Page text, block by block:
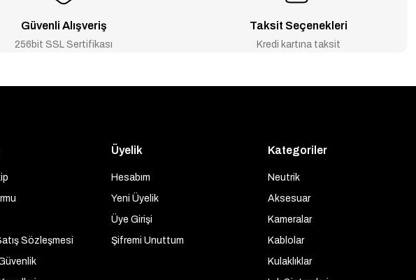
Güvenli Alışveriş
256bit SSL Sertifikası
Taksit Seçenekleri
Kredi kartına taksit
Sözleşmesi
Üyelik
Hesabım
Yeni Üyelik
Üye Girişi
Şifremi Unuttum
Kategoriler
Neutrik
Aksesuar
Kameralar
Kablolar
Kulaklıklar